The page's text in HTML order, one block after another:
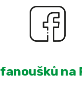
fanoušků na